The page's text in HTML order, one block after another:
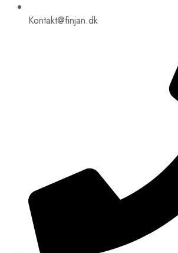
Kontakt@finjan.dk